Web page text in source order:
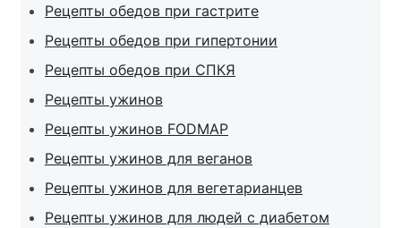
Рецепты обедов при гастрите
Рецепты обедов при гипертонии
Рецепты обедов при СПКЯ
Рецепты ужинов
Рецепты ужинов FODMAP
Рецепты ужинов для веганов
Рецепты ужинов для вегетарианцев
Рецепты ужинов для людей с диабетом